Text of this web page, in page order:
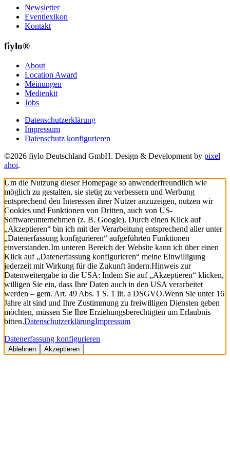
Newsletter
Eventlexikon
Kontakt
fiylo®
About
Location Award
Meinungen
Medienkit
Jobs
Datenschutzerklärung
Impressum
Datenschutz konfigurieren
©2026 fiylo Deutschland GmbH. Design & Development by pixel
ahoi.
Um die Nutzung dieser Homepage so anwenderfreundlich wie
möglich zu gestalten, sie stetig zu verbessern und Werbung
entsprechend den Interessen ihrer Nutzer anzuzeigen, nutzen wir
Cookies und Funktionen von Dritten, auch von US-
Softwareunternehmen (z. B. Google). Durch einen Klick auf
„Akzeptieren“ bin ich mit der Verarbeitung entsprechend aller unter
„Datenerfassung konfigurieren“ aufgeführten Funktionen
einverstanden.Im unteren Bereich der Website kann ich über einen
Klick auf „Datenerfassung konfigurieren“ meine Einwilligung
jederzeit mit Wirkung für die Zukunft ändern.Hinweis zur
Datenweitergabe in die USA: Indem Sie auf „Akzeptieren“ klicken,
willigen Sie ein, dass Ihre Daten auch in den USA verarbeitet
werden – gem. Art. 49 Abs. 1 S. 1 lit. a DSGVO.Wenn Sie unter 16
Jahre alt sind und Ihre Zustimmung zu freiwilligen Diensten geben
möchten, müssen Sie Ihre Erziehungsberechtigten um Erlaubnis
bitten.DatenschutzerklärungImpressum
Datenerfassung konfigurieren
Ablehnen Akzeptieren